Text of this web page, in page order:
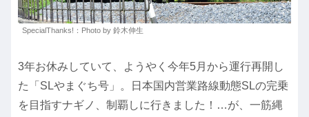
SpecialThanks!：Photo by 鈴木伸生
3年お休みしていて、ようやく今年5月から運行再開し
た「SLやまぐち号」。日本国内営業路線動態SLの完乗
を目指すナギノ、制覇しに行きました！…が、一筋縄